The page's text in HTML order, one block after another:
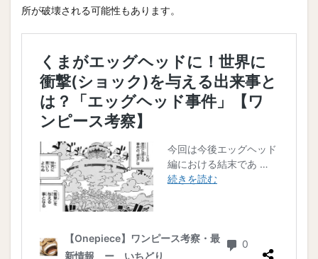
所が破壊される可能性もあります。